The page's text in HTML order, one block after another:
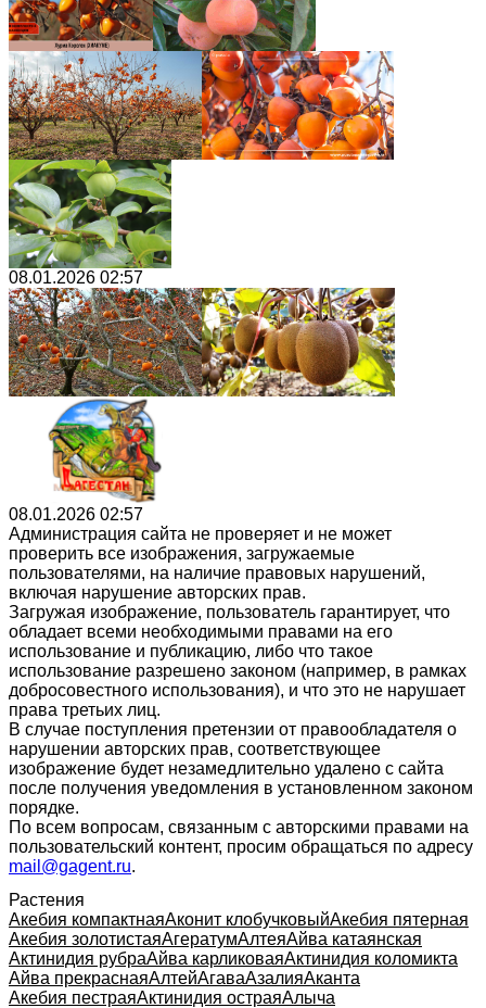
08.01.2026 02:57
08.01.2026 02:57
Администрация сайта не проверяет и не может
проверить все изображения, загружаемые
пользователями, на наличие правовых нарушений,
включая нарушение авторских прав.
Загружая изображение, пользователь гарантирует, что
обладает всеми необходимыми правами на его
использование и публикацию, либо что такое
использование разрешено законом (например, в рамках
добросовестного использования), и что это не нарушает
права третьих лиц.
В случае поступления претензии от правообладателя о
нарушении авторских прав, соответствующее
изображение будет незамедлительно удалено с сайта
после получения уведомления в установленном законом
порядке.
По всем вопросам, связанным с авторскими правами на
пользовательский контент, просим обращаться по адресу
mail@gagent.ru.
Растения
Акебия компактнаяАконит клобучковыйАкебия пятерная
Акебия золотистаяАгератумАлтеяАйва катаянская
Актинидия рубраАйва карликоваяАктинидия коломикта
Айва прекраснаяАлтейАгаваАзалияАканта
Акебия пестраяАктинидия остраяАлыча